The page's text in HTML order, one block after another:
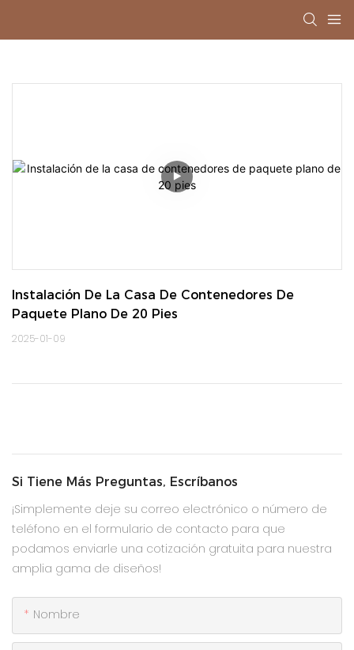
Instalación De La Casa De Contenedores De
Paquete Plano De 20 Pies
2025-01-09
Si Tiene Más Preguntas, Escríbanos
¡Simplemente deje su correo electrónico o número de
teléfono en el formulario de contacto para que
podamos enviarle una cotización gratuita para nuestra
amplia gama de diseños!
Nombre